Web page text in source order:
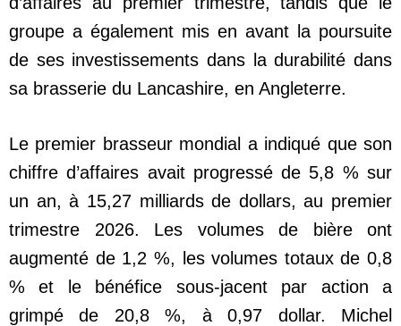
groupe a également mis en avant la poursuite
de ses investissements dans la durabilité dans
sa brasserie du Lancashire, en Angleterre.
Le premier brasseur mondial a indiqué que son
chiffre d’affaires avait progressé de 5,8 % sur
un an, à 15,27 milliards de dollars, au premier
trimestre 2026. Les volumes de bière ont
augmenté de 1,2 %, les volumes totaux de 0,8
% et le bénéfice sous-jacent par action a
grimpé de 20,8 %, à 0,97 dollar. Michel